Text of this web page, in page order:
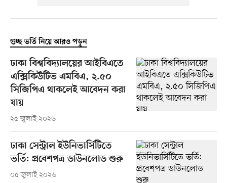
গুচ্ছ ভর্তি নিয়ে আরও পড়ুন
ঢাকা বিশ্ববিদ্যালয়ের আইবিএতে
এক্সিকিউটিভ এমবিএ, ২.৫০
সিজিপিএ থাকলেই আবেদন করা
যায়
২৫ জুলাই ২০২৬
ঢাকা সেন্ট্রাল ইউনিভার্সিটিতে
ভর্তি: প্রবেশপত্র ডাউনলোড শুরু
০৫ জুলাই ২০২৬